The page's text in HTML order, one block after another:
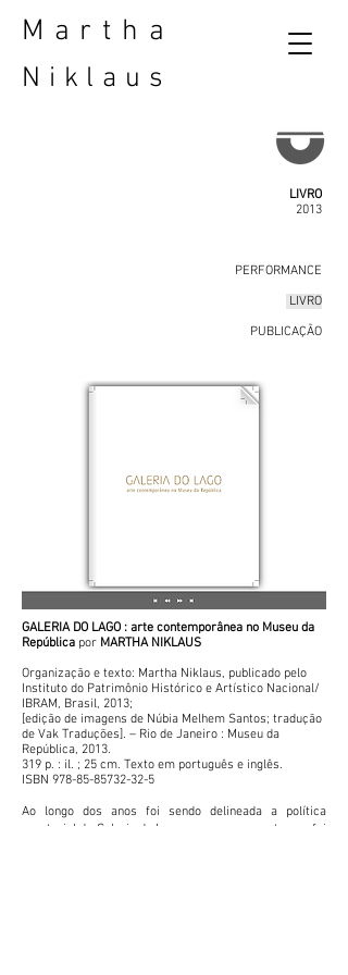
Martha
Niklaus
LIVRO
2013
PERFORMANCE
LIVRO
PUBLICAÇÃO
GALERIA DO LAGO : arte contemporânea no Museu da
República por MARTHA NIKLAUS
Organização e texto: Martha Niklaus, publicado pelo
Instituto do Patrimônio Histórico e Artístico Nacional/
IBRAM, Brasil, 2013;
[edição de imagens de Núbia Melhem Santos; tradução
de Vak Traduções]. – Rio de Janeiro : Museu da
República, 2013.
319 p. : il. ; 25 cm. Texto em português e inglês.
ISBN 978-85-85732-32-5
Ao longo dos anos foi sendo delineada a política
curatorial da Galeria do Lago, que ao mesmo tempo foi